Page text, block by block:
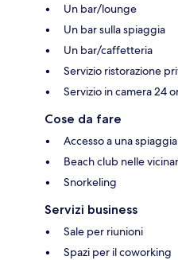
Un bar/lounge
Un bar sulla spiaggia
Un bar/caffetteria
Servizio ristorazione
Servizio in camera 24
Cose da fare
Accesso a una
Beach club nelle
Snorkeling
Servizi business
Sale per riunioni
Spazi per il coworking